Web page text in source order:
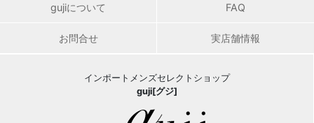
gujiについて FAQ
お問合せ 実店舗情報
インポートメンズセレクトショップ
guji[グジ]